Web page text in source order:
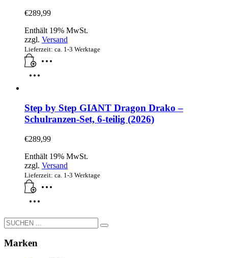
€289,99
Enthält 19% MwSt.
zzgl. Versand
Lieferzeit: ca. 1-3 Werktage
Step by Step GIANT Dragon Drako –
Schulranzen-Set, 6-teilig (2026)
€289,99
Enthält 19% MwSt.
zzgl. Versand
Lieferzeit: ca. 1-3 Werktage
Marken